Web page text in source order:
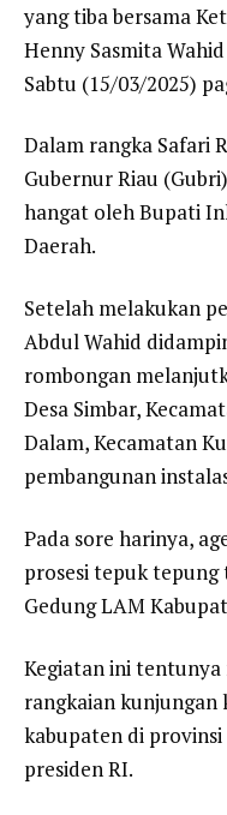
yang tiba bersama
Henny Sasmita
Sabtu (15/03/2025)
Dalam rangka Safari
Gubernur Riau
hangat oleh Bupati
Daerah.
Setelah melakukan
Abdul Wahid
rombongan
Desa Simbar,
Dalam, Kecamatan
pembangunan
Pada sore harinya,
prosesi tepuk tepung
Gedung LAM
Kegiatan ini tentunya
rangkaian kunjungan
kabupaten di
presiden RI.